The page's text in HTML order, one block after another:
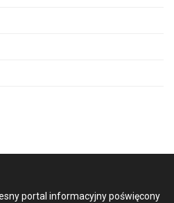
portal informacyjny poświęcony